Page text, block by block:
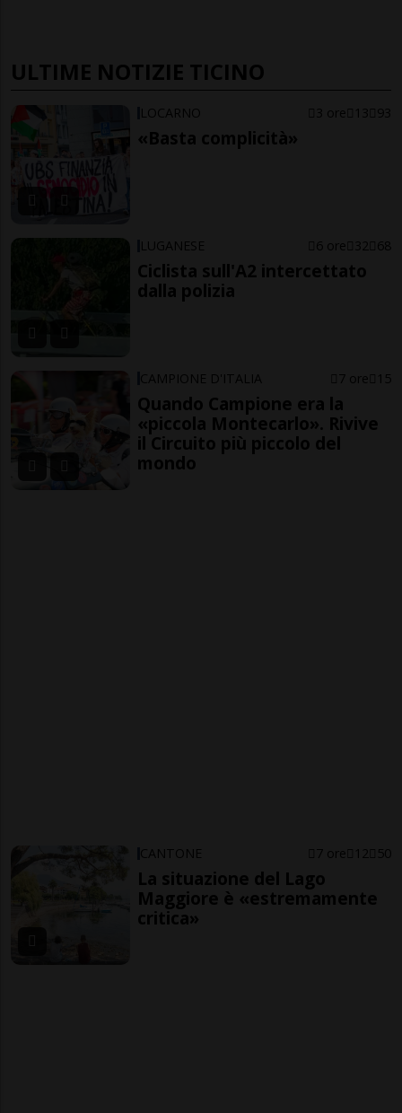
ULTIME NOTIZIE TICINO
LOCARNO 3 ore 13 93
«Basta complicità»
LUGANESE 6 ore 32 68
Ciclista sull'A2 intercettato
dalla polizia
CAMPIONE D'ITALIA 7 ore 15
Quando Campione era la
«piccola Montecarlo». Rivive
il Circuito più piccolo del
mondo
CANTONE 7 ore 12 50
La situazione del Lago
Maggiore è «estremamente
critica»